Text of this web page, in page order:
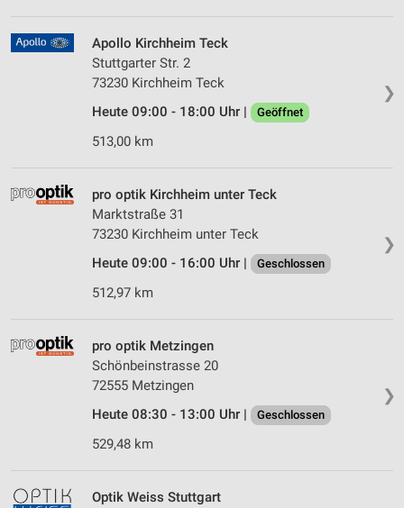
❯
Apollo Kirchheim Teck
Stuttgarter Str. 2
73230 Kirchheim Teck
Heute 09:00 - 18:00 Uhr |
Geöffnet
513,00 km
❯
pro optik Kirchheim unter Teck
Marktstraße 31
73230 Kirchheim unter Teck
Heute 09:00 - 16:00 Uhr |
Geschlossen
512,97 km
❯
pro optik Metzingen
Schönbeinstrasse 20
72555 Metzingen
Heute 08:30 - 13:00 Uhr |
Geschlossen
529,48 km
Optik Weiss Stuttgart